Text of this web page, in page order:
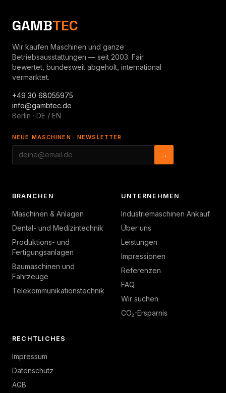
GAMBTEC
Wir kaufen Maschinen und ganze
Betriebsausstattungen — seit 2003. Fair
bewertet, bundesweit abgeholt, international
vermarktet.
+49 30 68055975
info@gambtec.de
Berlin · DE / EN
NEUE MASCHINEN · NEWSLETTER
→
BRANCHEN
Maschinen & Anlagen
Dental- und Medizintechnik
Produktions- und
Fertigungsanlagen
Baumaschinen und
Fahrzeuge
Telekommunikationstechnik
UNTERNEHMEN
Industriemaschinen Ankauf
Über uns
Leistungen
Impressionen
Referenzen
FAQ
Wir suchen
CO₂-Ersparnis
RECHTLICHES
Impressum
Datenschutz
AGB